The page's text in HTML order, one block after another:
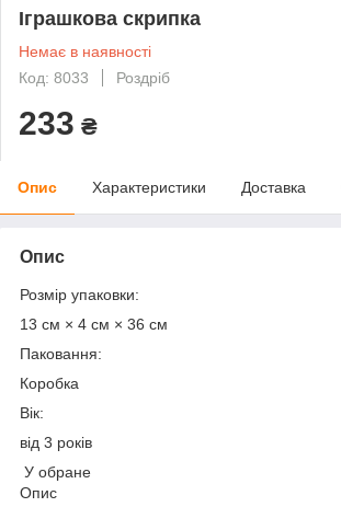
Іграшкова скрипка
Немає в наявності
Код: 8033
Роздріб
233 ₴
Опис Характеристики Доставка
Опис
Розмір упаковки:
13 см × 4 см × 36 см
Паковання:
Коробка
Вік:
від 3 років
У обране
Опис